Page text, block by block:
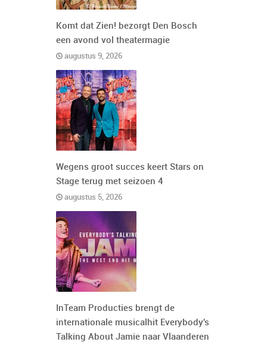
Komt dat Zien! bezorgt Den Bosch
een avond vol theatermagie
augustus 9, 2026
Wegens groot succes keert Stars on
Stage terug met seizoen 4
augustus 5, 2026
InTeam Producties brengt de
internationale musicalhit Everybody's
Talking About Jamie naar Vlaanderen